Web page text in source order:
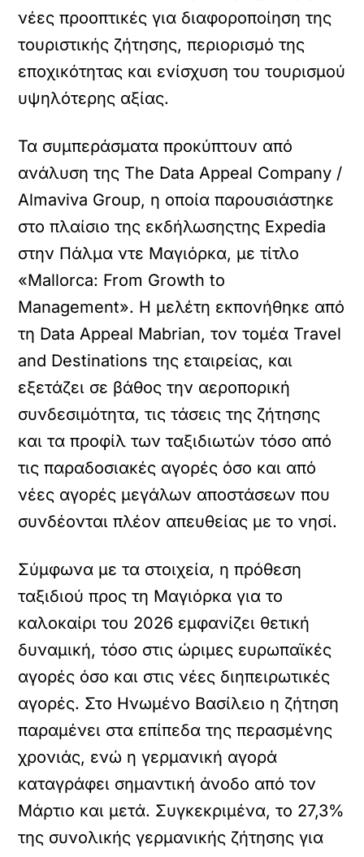
νέες προοπτικές για διαφοροποίηση της
τουριστικής ζήτησης, περιορισμό της
εποχικότητας και ενίσχυση του τουρισμού
υψηλότερης αξίας.
Τα συμπεράσματα προκύπτουν από
ανάλυση της The Data Appeal Company /
Almaviva Group, η οποία παρουσιάστηκε
στο πλαίσιο της εκδήλωσηςτης Expedia
στην Πάλμα ντε Μαγιόρκα, με τίτλο
«Mallorca: From Growth to
Management». Η μελέτη εκπονήθηκε από
τη Data Appeal Mabrian, τον τομέα Travel
and Destinations της εταιρείας, και
εξετάζει σε βάθος την αεροπορική
συνδεσιμότητα, τις τάσεις της ζήτησης
και τα προφίλ των ταξιδιωτών τόσο από
τις παραδοσιακές αγορές όσο και από
νέες αγορές μεγάλων αποστάσεων που
συνδέονται πλέον απευθείας με το νησί.
Σύμφωνα με τα στοιχεία, η πρόθεση
ταξιδιού προς τη Μαγιόρκα για το
καλοκαίρι του 2026 εμφανίζει θετική
δυναμική, τόσο στις ώριμες ευρωπαϊκές
αγορές όσο και στις νέες διηπειρωτικές
αγορές. Στο Ηνωμένο Βασίλειο η ζήτηση
παραμένει στα επίπεδα της περασμένης
χρονιάς, ενώ η γερμανική αγορά
καταγράφει σημαντική άνοδο από τον
Μάρτιο και μετά. Συγκεκριμένα, το 27,3%
της συνολικής γερμανικής ζήτησης για